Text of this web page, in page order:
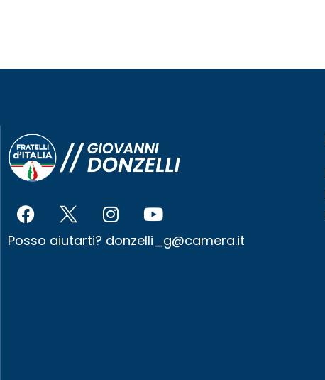
Posso aiutarti? donzelli_g@camera.it